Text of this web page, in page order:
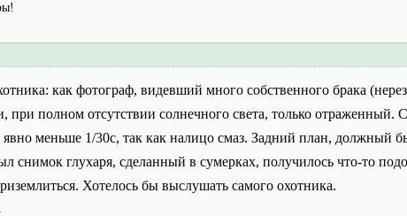
как фотограф, видевший много собственного брака
при полном отсутствии солнечного света, только отраженный.
явно меньше 1/30с, так как налицо смаз. Задний план, должный
снимок глухаря, сделанный в сумерках, получилось что-то
Хотелось бы выслушать самого охотника.